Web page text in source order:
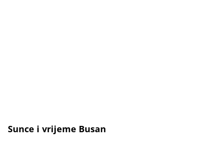
Sunce i vrijeme Busan